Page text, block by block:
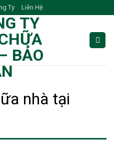
Ty Liên Hệ
nhà tại